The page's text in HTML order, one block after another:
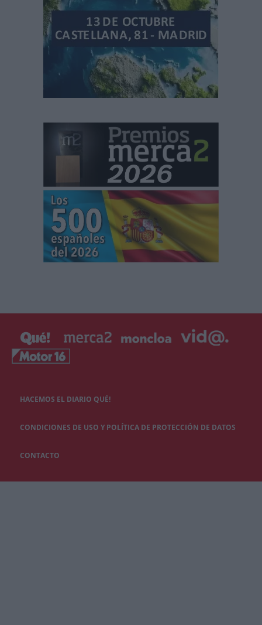
HACEMOS EL DIARIO QUÉ!
CONDICIONES DE USO Y POLÍTICA DE PROTECCIÓN DE DATOS
CONTACTO